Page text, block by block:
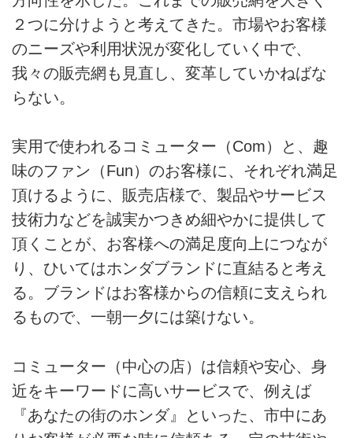
２つに分けようと考えてきた。市場やお客様
のニーズや利用状況が変化していく中で、
我々の販売網も見直し、変革していかねばな
らない。
実用で使われるコミューター（Com）と、趣
味のファン（Fun）のお客様に、それぞれ満足
頂けるように、販売店様で、製品やサービス
技術力などを誠実かつきめ細やかに提供して
頂くことが、お客様への満足度向上につなが
り、ひいてはホンダブランドに直結ると考え
る。ブランドはお客様からの信頼に支えられ
るもので、一朝一夕には築けない。
コミューター（中心の店）は信頼や安心、身
近をキーワードに高いサービスで、例えば
『あなたの街のホンダ』といった、市中にあ